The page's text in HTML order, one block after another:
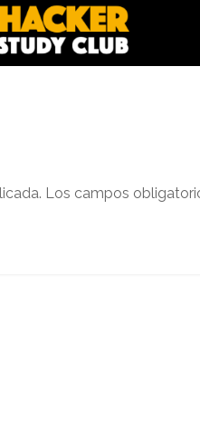
Los campos